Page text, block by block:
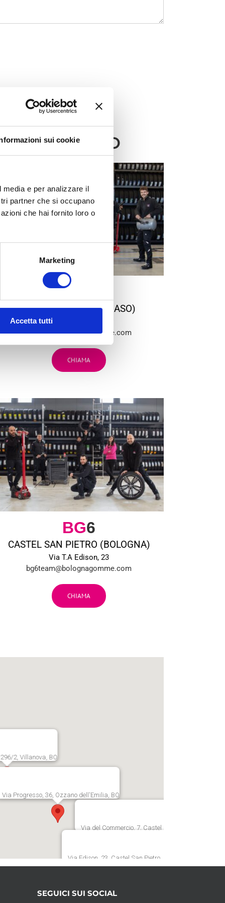
sui cookie
e per analizzare il
partner che si occupano
che hai fornito loro o
Marketing
Accetta tutti
PREFERITO
BG
VILLANOVA (CASTENASO)
Via Tosarelli, 296/2
bg3team@bolognagomme.com
CHIAMA
BG6
CASTEL SAN PIETRO (BOLOGNA)
Via T.A Edison, 23
bg6team@bolognagomme.com
CHIAMA
2, Villanova, BO
Via Progresso, 36, Ozzano dell'Emilia, BO
Via del Commercio, 7, Castel Guelfo, BO
Via Edison, 23, Castel San Pietro, BO
SEGUICI SUI SOCIAL